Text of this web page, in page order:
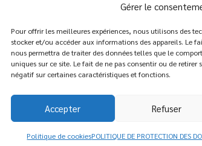
Gérer le
Pour offrir les meilleures expériences, nous utilisons des
stocker et/ou accéder aux informations des appareils. Le
nous permettra de traiter des données telles que le
uniques sur ce site. Le fait de ne pas consentir ou de
négatif sur certaines caractéristiques et fonctions.
Accepter Refuser
Politique de cookiesPOLITIQUE DE PROTECTION DES